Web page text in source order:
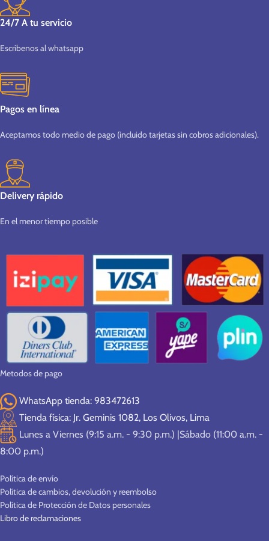
24/7 A tu servicio
Escríbenos al whatsapp
Pagos en línea
Aceptamos todo medio de pago (incluido tarjetas sin cobros adicionales).
Delivery rápido
En el menor tiempo posible
Metodos de pago
WhatsApp tienda: 983472613
Tienda física: Jr. Geminis 1082, Los Olivos, Lima
Lunes a Viernes (9:15 a.m. - 9:30 p.m.) |Sábado (11:00 a.m. -
8:00 p.m.)
Política de envío
Política de cambios, devolución y reembolso
Política de Protección de Datos personales
Libro de reclamaciones